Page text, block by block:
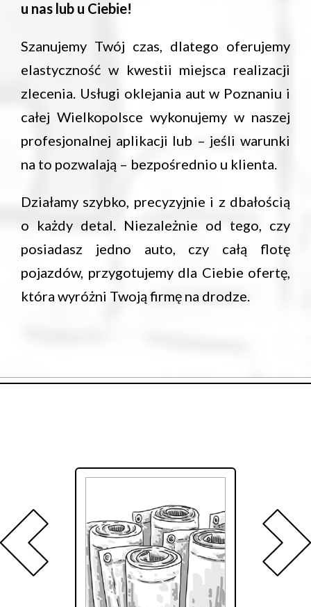
u nas lub u Ciebie!
Szanujemy Twój czas, dlatego oferujemy
elastyczność w kwestii miejsca realizacji
zlecenia. Usługi oklejania aut w Poznaniu i
całej Wielkopolsce wykonujemy w naszej
profesjonalnej aplikacji lub – jeśli warunki
na to pozwalają – bezpośrednio u klienta.
Działamy szybko, precyzyjnie i z dbałością
o każdy detal. Niezależnie od tego, czy
posiadasz jedno auto, czy całą flotę
pojazdów, przygotujemy dla Ciebie ofertę,
która wyróżni Twoją firmę na drodze.